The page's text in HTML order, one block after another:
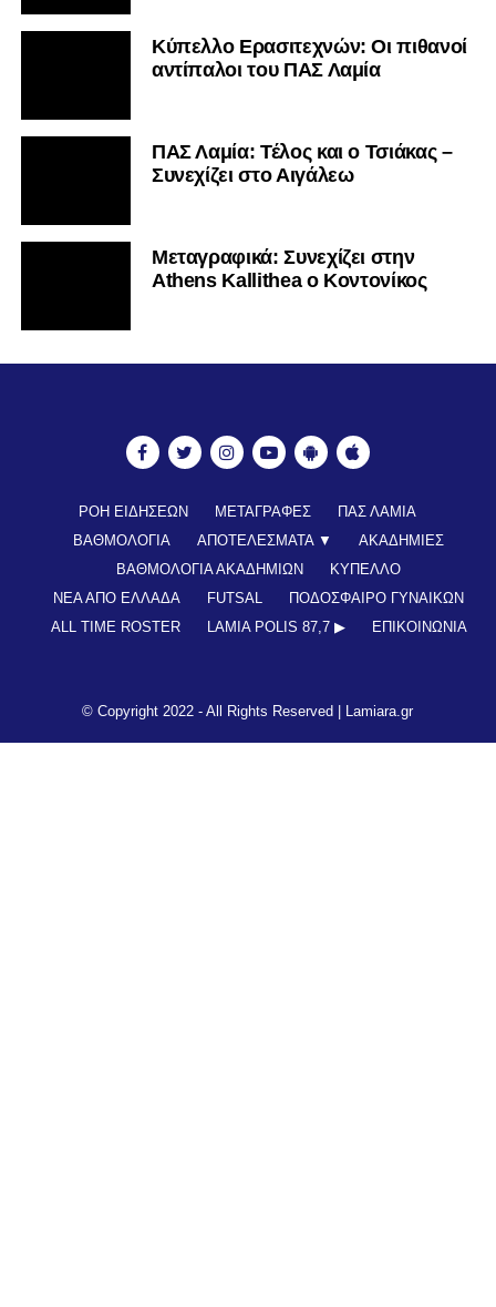
Κύπελλο Ερασιτεχνών: Οι πιθανοί
αντίπαλοι του ΠΑΣ Λαμία
ΠΑΣ Λαμία: Τέλος και ο Τσιάκας –
Συνεχίζει στο Αιγάλεω
Mεταγραφικά: Συνεχίζει στην
Athens Kallithea ο Κοντονίκος
ΡΟΗ ΕΙΔΗΣΕΩΝ ΜΕΤΑΓΡΑΦΕΣ
ΠΑΣ ΛΑΜΙΑ
ΒΑΘΜΟΛΟΓΙΑ
ΑΠΟΤΕΛΕΣΜΑΤΑ ▼
ΑΚΑΔΗΜΙΕΣ
ΒΑΘΜΟΛΟΓΙΑ ΑΚΑΔΗΜΙΩΝ
ΚΥΠΕΛΛΟ
ΝΕΑ ΑΠΟ ΕΛΛΑΔΑ
FUTSAL
ΠΟΔΟΣΦΑΙΡΟ ΓΥΝΑΙΚΩΝ
ALL TIME ROSTER
LAMIA POLIS 87,7 ▶︎ ΕΠΙΚΟΙΝΩΝΊΑ
© Copyright 2022 - All Rights Reserved | Lamiara.gr